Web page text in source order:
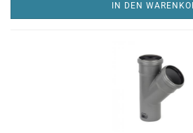
IN DEN